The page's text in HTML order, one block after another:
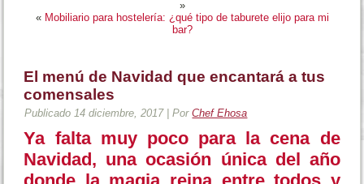
»
« Mobiliario para hostelería: ¿qué tipo de taburete elijo para mi
bar?
El menú de Navidad que encantará a tus
comensales
Publicado 14 diciembre, 2017|Por Chef Ehosa
Ya falta muy poco para la cena de
Navidad, una ocasión única del año